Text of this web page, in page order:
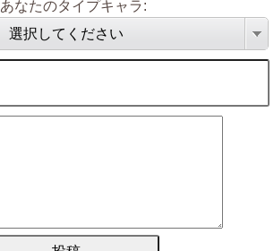
あなたのタイプキャラ:
選択してください